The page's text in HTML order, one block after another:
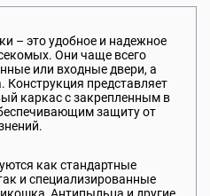
– это удобное и надежное
Они чаще всего
или входные двери, а
представляет
каркас с закрепленным в
защиту от
как стандартные
и специализированные
Антипыльца и другие.